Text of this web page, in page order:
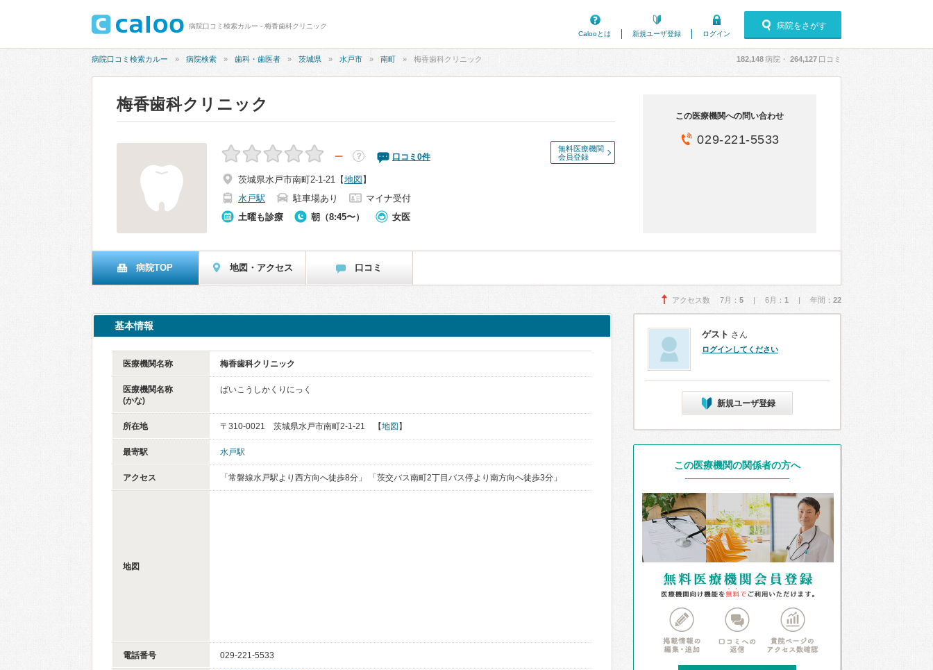
病院口コミ検索カルー - 梅香歯科クリニック
Calooとは
新規ユーザ登録 ログイン
病院をさがす
病院口コミ検索カルー 病院検索 歯科・歯医者 茨城県 水戸市 南町 梅香歯科クリニック 182,148病院・ 264,127 口コミ
梅香歯科クリニック
無料医療機関
会員登録
－ ？ 口コミ 0件
茨城県水戸市南町2-1-21 【地図 】
水戸駅
駐車場あり
マイナ受付
土曜も診療
朝（8:45〜） 女医
この医療機関への問い合わせ
029-221-5533
病院TOP 地図・アクセス 口コミ
アクセス数 7月： 5 | 6月： 1 | 年間： 22
基本情報
医療機関名称 梅香歯科クリニック
医療機関名称
(かな)
ばいこうしかくりにっく
所在地 〒310-0021 茨城県水戸市南町2-1-21 【地図 】
最寄駅 水戸駅
アクセス 「常磐線水戸駅より西方向へ徒歩8分」 「茨交バス南町2丁目バス停より南方向へ徒歩3分」
地図
電話番号 029-221-5533
ゲスト さん
ログインしてください
新規ユーザ登録
この医療機関の関係者の方へ